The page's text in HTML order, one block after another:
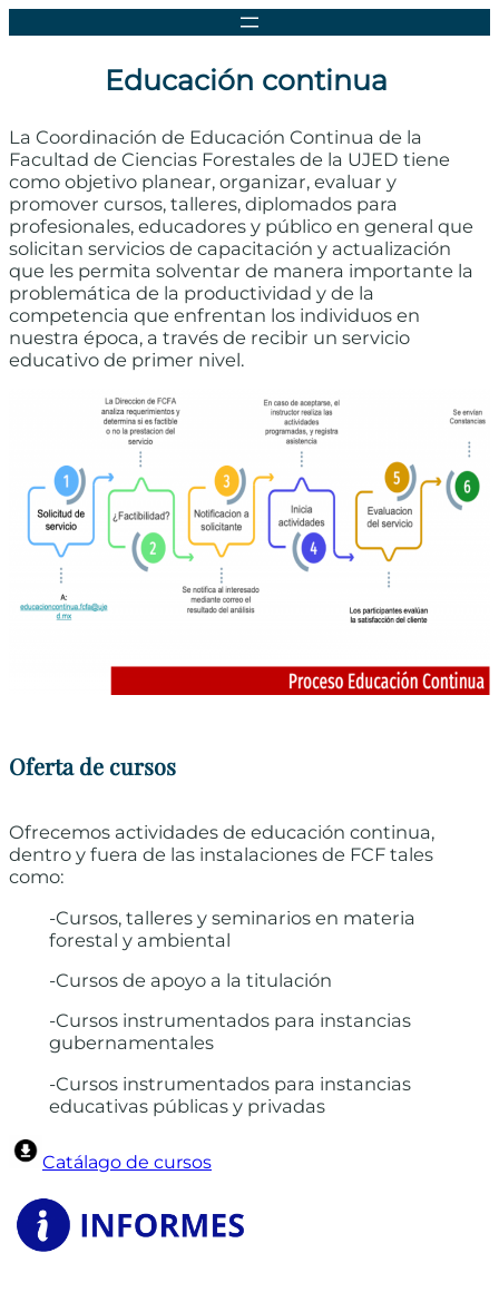
Educación continua
La Coordinación de Educación Continua de la
Facultad de Ciencias Forestales de la UJED tiene
como objetivo planear, organizar, evaluar y
promover cursos, talleres, diplomados para
profesionales, educadores y público en general que
solicitan servicios de capacitación y actualización
que les permita solventar de manera importante la
problemática de la productividad y de la
competencia que enfrentan los individuos en
nuestra época, a través de recibir un servicio
educativo de primer nivel.
Oferta de cursos
Ofrecemos actividades de educación continua,
dentro y fuera de las instalaciones de FCF tales
como:
-Cursos, talleres y seminarios en materia
forestal y ambiental
-Cursos de apoyo a la titulación
-Cursos instrumentados para instancias
gubernamentales
-Cursos instrumentados para instancias
educativas públicas y privadas
Catálago de cursos